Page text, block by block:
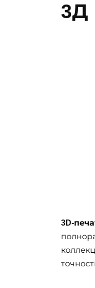
3Д
3D-